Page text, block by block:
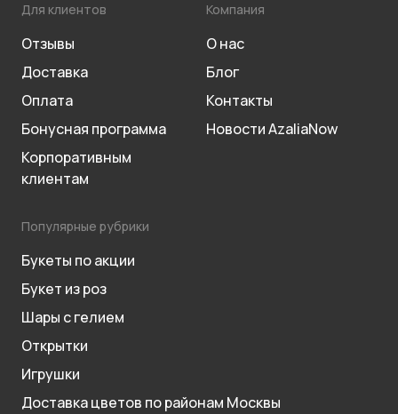
Для клиентов
Отзывы
Доставка
Оплата
Бонусная программа
Корпоративным
клиентам
Компания
О нас
Блог
Контакты
Новости AzaliaNow
Популярные рубрики
Букеты по акции
Букет из роз
Шары с гелием
Открытки
Игрушки
Доставка цветов по районам Москвы